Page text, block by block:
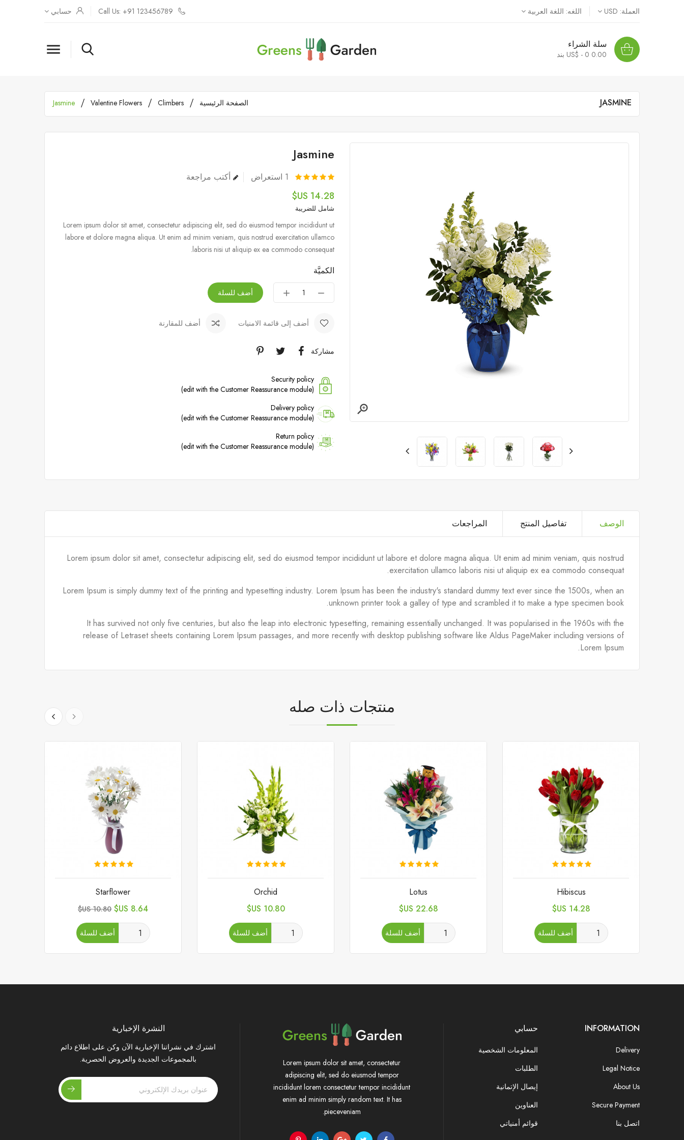
العملة: USD اللغه: اللغة العربية Call Us: +91 123456789 حسابي
سلة الشراء
0.00 US$ - 0 بند 
JASMINE الصفحة الرئيسية Climbers
Valentine Flowers
Jasmine

Jasmine
1 استعراض أكتب مراجعة
14.28 US$
شامل للضريبة
Lorem ipsum dolor sit amet, consectetur adipiscing elit, sed do eiusmod tempor incididunt ut
labore et dolore magna aliqua. Ut enim ad minim veniam, quis nostrud exercitation ullamco
laboris nisi ut aliquip ex ea commodo consequat.
الكميَّة
أضف للسلة
أضف إلى قائمة الامنيات أضف للمقارنة
مشاركة
Security policy
(edit with the Customer Reassurance module)
Delivery policy
(edit with the Customer Reassurance module)
Return policy
(edit with the Customer Reassurance module)
الوصف تفاصيل المنتج المراجعات
Lorem ipsum dolor sit amet, consectetur adipiscing elit, sed do eiusmod tempor incididunt ut labore et dolore magna aliqua. Ut enim ad minim veniam, quis nostrud
exercitation ullamco laboris nisi ut aliquip ex ea commodo consequat.
Lorem Ipsum is simply dummy text of the printing and typesetting industry. Lorem Ipsum has been the industry's standard dummy text ever since the 1500s, when an
unknown printer took a galley of type and scrambled it to make a type specimen book.
It has survived not only five centuries, but also the leap into electronic typesetting, remaining essentially unchanged. It was popularised in the 1960s with the
release of Letraset sheets containing Lorem Ipsum passages, and more recently with desktop publishing software like Aldus PageMaker including versions of
Lorem Ipsum.
منتجات ذات صله
Hibiscus
السعر
14.28 US$
أضف للسلة
Lotus
السعر
22.68 US$
أضف للسلة
Orchid
السعر
10.80 US$
أضف للسلة
Starflower
السعر
8.64 US$
السعر
10.80 US$
أضف للسلة
INFORMATION
Delivery
Legal Notice
About Us
Secure Payment
اتصل بنا
حسابي
المعلومات الشخصية
الطلبات
إيصال الإتمانية
العناوين
قوائم أمنياتي
Lorem ipsum dolor sit amet, consectetur
adipiscing elit, sed do eiusmod tempor
incididunt lorem consectetur tempor incididunt
enim ad minim simply random text. It has
pieceveniam.
النشرة الإخبارية
اشترك في نشراتنا الإخبارية الآن وكن على اطلاع دائم
بالمجموعات الجديدة والعروض الحصرية.